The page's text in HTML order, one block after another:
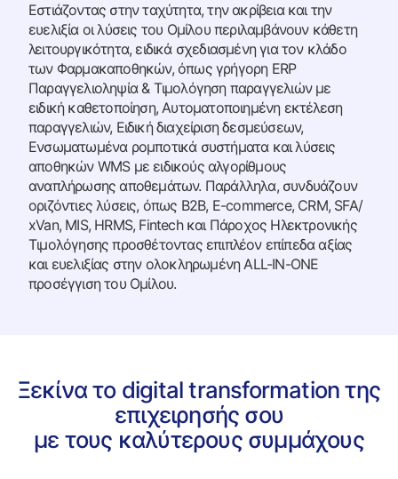
Εστιάζοντας στην ταχύτητα, την ακρίβεια και την
ευελιξία οι λύσεις του Ομίλου περιλαμβάνουν κάθετη
λειτουργικότητα, ειδικά σχεδιασμένη για τον κλάδο
των Φαρμακαποθηκών, όπως γρήγορη ERP
Παραγγελιοληψία & Τιμολόγηση παραγγελιών με
ειδική καθετοποίηση, Αυτοματοποιημένη εκτέλεση
παραγγελιών, Ειδική διαχείριση δεσμεύσεων,
Ενσωματωμένα ρομποτικά συστήματα και λύσεις
αποθηκών WMS με ειδικούς αλγορίθμους
αναπλήρωσης αποθεμάτων. Παράλληλα, συνδυάζουν
οριζόντιες λύσεις, όπως B2B, E-commerce, CRM, SFA/
xVan, MIS, HRMS, Fintech και Πάροχος Ηλεκτρονικής
Τιμολόγησης προσθέτοντας επιπλέον επίπεδα αξίας
και ευελιξίας στην ολοκληρωμένη ALL-IN-ONE
προσέγγιση του Ομίλου.
Ξεκίνα το digital transformation της
επιχειρησής σου
με τους καλύτερους συμμάχους